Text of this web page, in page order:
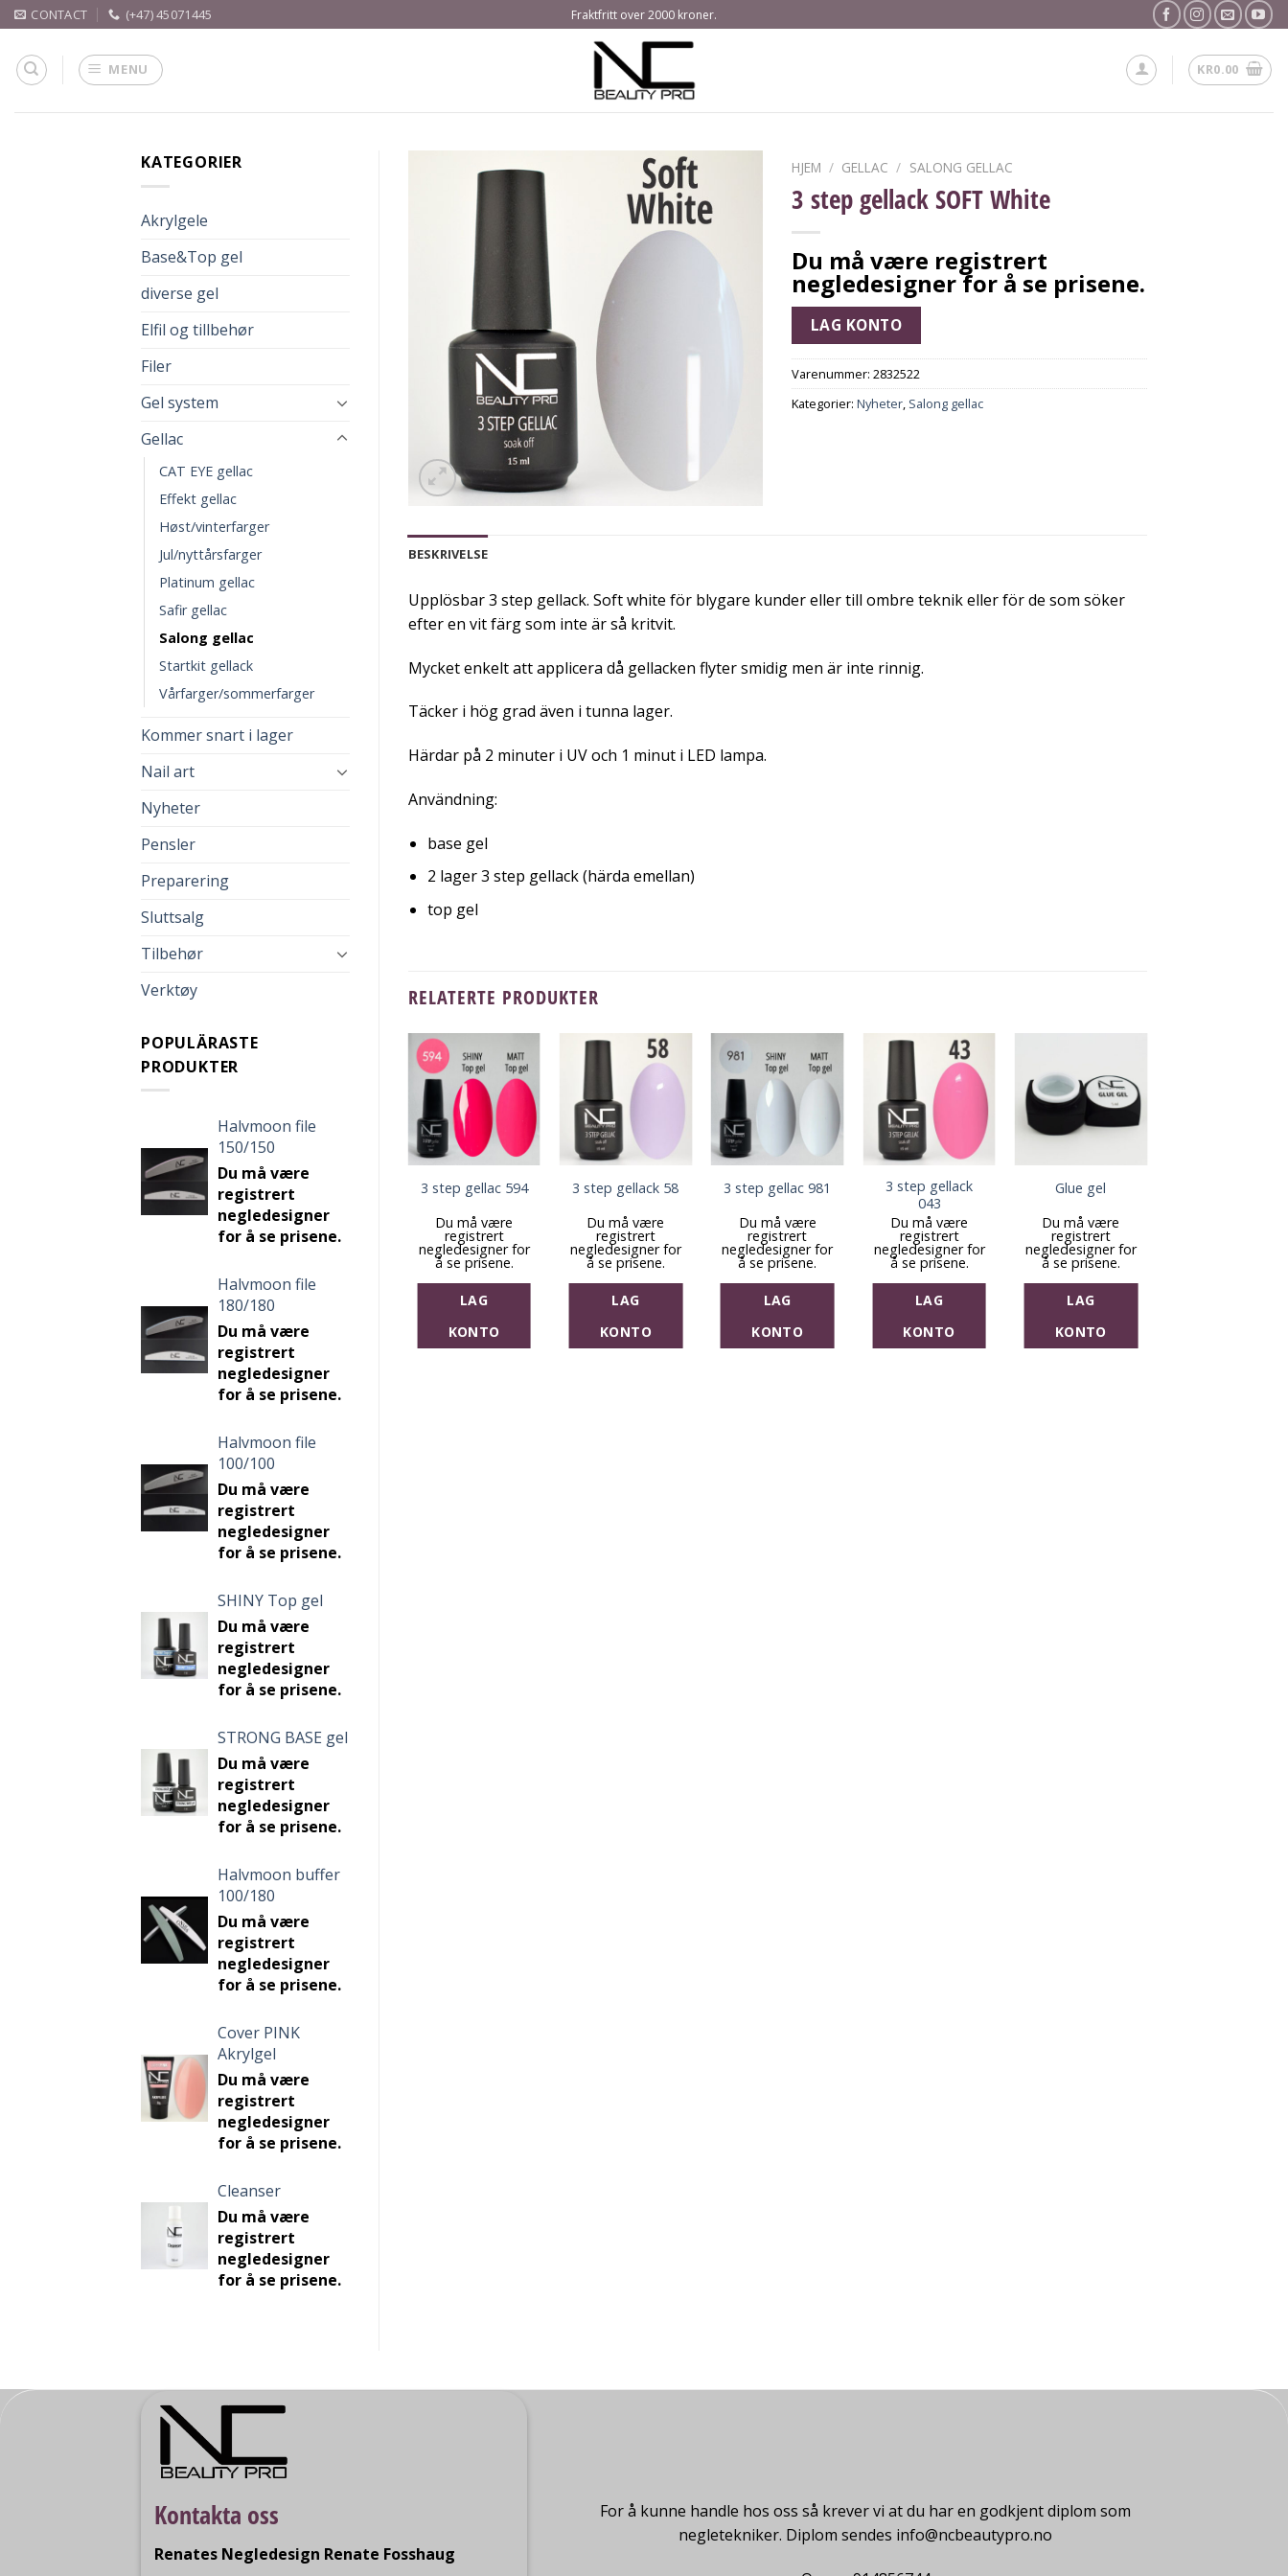
Skip
to
content
CONTACT (+47) 45071445 Fraktfritt over 2000 kroner.
MENU KR0.00
KATEGORIER
Akrylgele
Base&Top gel
diverse gel
Elfil og tillbehør
Filer
Gel system
Gellac
CAT EYE gellac
Effekt gellac
Høst/vinterfarger
Jul/nyttårsfarger
Platinum gellac
Safir gellac
Salong gellac
Startkit gellack
Vårfarger/sommerfarger
Kommer snart i lager
Nail art
Nyheter
Pensler
Preparering
Sluttsalg
Tilbehør
Verktøy
POPULÄRASTE
PRODUKTER
Halvmoon file
150/150
Du må være
registrert
negledesigner
for å se prisene.
Halvmoon file
180/180
Du må være
registrert
negledesigner
for å se prisene.
Halvmoon file
100/100
Du må være
registrert
negledesigner
for å se prisene.
SHINY Top gel
Du må være
registrert
negledesigner
for å se prisene.
STRONG BASE gel
Du må være
registrert
negledesigner
for å se prisene.
Halvmoon buffer
100/180
Du må være
registrert
negledesigner
for å se prisene.
Cover PINK
Akrylgel
Du må være
registrert
negledesigner
for å se prisene.
Cleanser
Du må være
registrert
negledesigner
for å se prisene.
HJEM / GELLAC / SALONG GELLAC
3 step gellack SOFT White
Du må være registrert
negledesigner for å se prisene.
LAG KONTO
Varenummer:2832522
Kategorier:Nyheter, Salong gellac
BESKRIVELSE
Upplösbar 3 step gellack. Soft white för blygare kunder eller till ombre teknik eller för de som söker
efter en vit färg som inte är så kritvit.
Mycket enkelt att applicera då gellacken flyter smidig men är inte rinnig.
Täcker i hög grad även i tunna lager.
Härdar på 2 minuter i UV och 1 minut i LED lampa.
Användning:
base gel
2 lager 3 step gellack (härda emellan)
top gel
RELATERTE PRODUKTER
3 step gellac 594
Du må være
registrert
negledesigner for
å se prisene.
LAG
KONTO
3 step gellack 58
Du må være
registrert
negledesigner for
å se prisene.
LAG
KONTO
3 step gellac 981
Du må være
registrert
negledesigner for
å se prisene.
LAG
KONTO
3 step gellack
043
Du må være
registrert
negledesigner for
å se prisene.
LAG
KONTO
Glue gel
Du må være
registrert
negledesigner for
å se prisene.
LAG
KONTO
3 step gellac 590
KONTO
Stamping gel
Du må være
registrert
negledesigner for
KONTO
Kontakta oss
Renates Negledesign Renate Fosshaug
For å kunne handle hos oss så krever vi at du har en godkjent diplom som
negletekniker. Diplom sendes info@ncbeautypro.no